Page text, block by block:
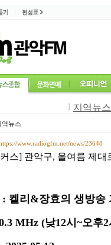
l 지역뉴스
역뉴스
www.radiogfm.net/news/23648
스] 관악구, 올여름 제대
: 켈리 &장효의 생방송
MHz (낮12시 ~오후2